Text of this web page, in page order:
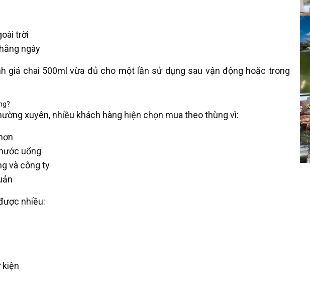
trời
ngày
giá chai 500ml vừa đủ cho một lần sử dụng sau vận động hoặc trong
xuyên, nhiều khách hàng hiện chọn mua theo thùng vì:
uống
và công ty
nhiều: